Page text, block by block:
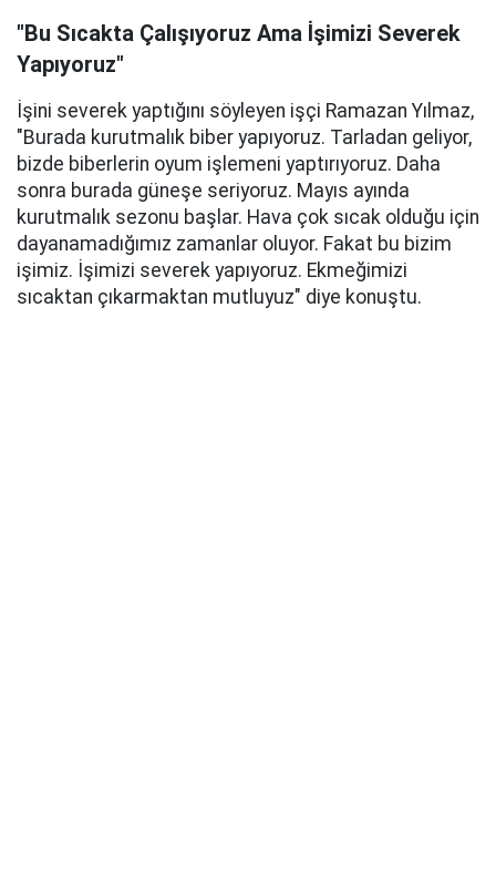
"Bu Sıcakta Çalışıyoruz Ama İşimizi Severek
Yapıyoruz"
İşini severek yaptığını söyleyen işçi Ramazan Yılmaz,
"Burada kurutmalık biber yapıyoruz. Tarladan geliyor,
bizde biberlerin oyum işlemeni yaptırıyoruz. Daha
sonra burada güneşe seriyoruz. Mayıs ayında
kurutmalık sezonu başlar. Hava çok sıcak olduğu için
dayanamadığımız zamanlar oluyor. Fakat bu bizim
işimiz. İşimizi severek yapıyoruz. Ekmeğimizi
sıcaktan çıkarmaktan mutluyuz" diye konuştu.